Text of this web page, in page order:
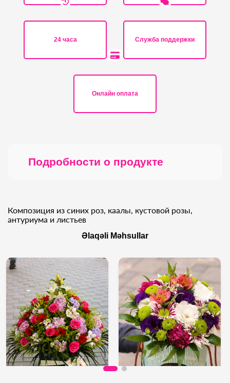
24 часа Служба поддержки
Онлайн оплата
Подробности о продукте
Композиция из синих роз, каалы, кустовой розы,
антуриума и листьев
Əlaqəli Məhsullar